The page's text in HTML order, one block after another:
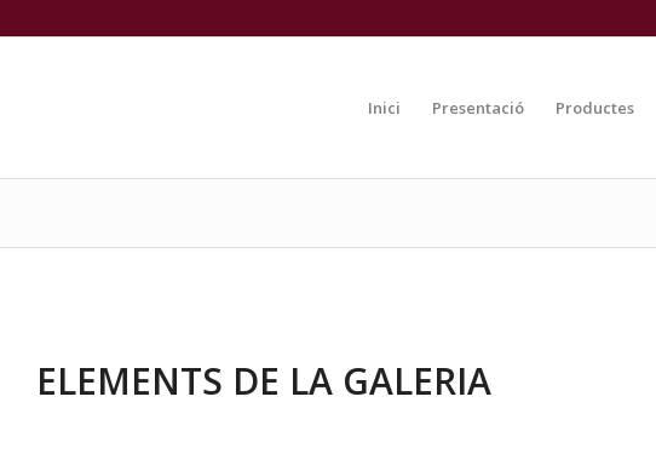
Inici Presentació Productes
ELEMENTS DE LA GALERIA